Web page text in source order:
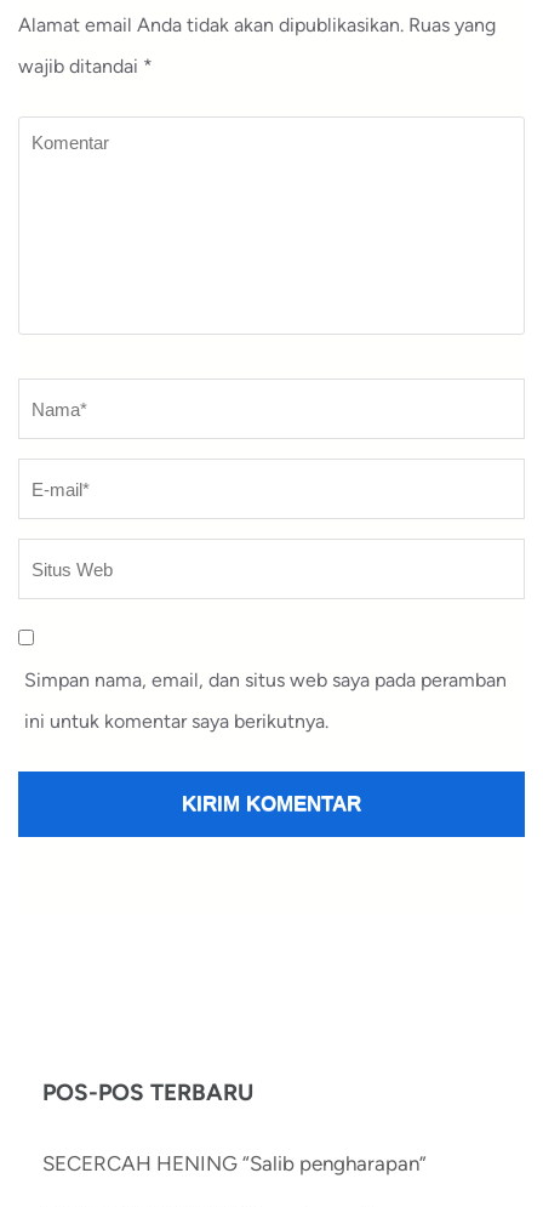
Alamat email Anda tidak akan dipublikasikan. Ruas yang
wajib ditandai *
Komentar
Nama
Simpan nama, email, dan situs web saya pada peramban
ini untuk komentar saya berikutnya.
POS-POS TERBARU
SECERCAH HENING “Salib pengharapan”